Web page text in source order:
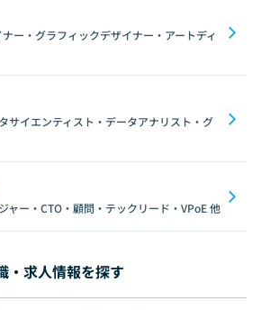
ー・グラフィックデザイナー・アートディ
サイエンティスト・データアナリスト・グ
ャー・CTO・顧問・テックリード・VPoE他
・求人情報を探す